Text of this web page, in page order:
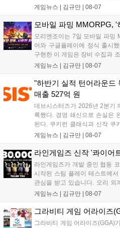
위한 전투를 펼친다. 지휘관 모
지원 보상을 제공한다. 상세 내
게임뉴스 | 김규만 08-07
모바일 파밍 MMORPG, '
오리엔조이는 7일 모바일 파밍
어와 구글플레이에 정식 출시
구현한 이 게임은 장비 수집과
무기 스킬을 활용한 전략적 전
혜택을 지급하며, 상세 내용은
는 게임 접속 및 주요 콘텐츠 플
게임뉴스 | 김규만 08-07
"하반기 실적 턴어라운드
매출 527억 원
데브시스터즈가 2026년 2분기
록했다. 경영 쇄신으로 손실은
된다. 쿠키런 클래식과 신작 쿠
기는 13일 첫 업데이트를 시작
이다. 회사는 비용 효율화와 신
를 이끌 방침이다....
게임뉴스 | 김규만 08-07
라인게임즈 신작 '콰이어
라인게임즈가 개발 중인 협동
시작된 스팀 플레이 테스트에
관심을 받고 있습니다. 오리 외
최대 4인 협동을 지원하며, 소음
을 개선 중이며, 상세 정보는 스
게임뉴스 | 김규만 08-07
그라비티 게임 어라이즈
그라비티 게임 어라이즈(GGA)